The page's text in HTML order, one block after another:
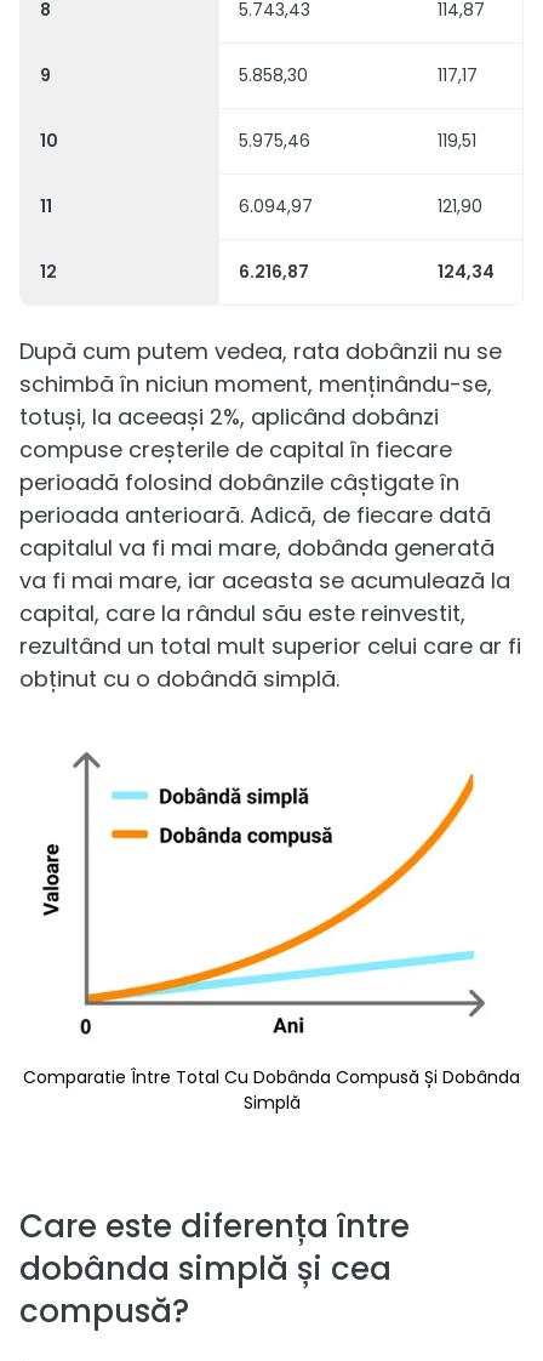
8 5.743,43 114,87
9 5.858,30 117,17
10 5.975,46 119,51
11 6.094,97 121,90
12 6.216,87 124,34
După cum putem vedea, rata dobânzii nu se
schimbă în niciun moment, menținându-se,
totuși, la aceeași 2%, aplicând dobânzi
compuse creșterile de capital în fiecare
perioadă folosind dobânzile câștigate în
perioada anterioară. Adică, de fiecare dată
capitalul va fi mai mare, dobânda generată
va fi mai mare, iar aceasta se acumulează la
capital, care la rândul său este reinvestit,
rezultând un total mult superior celui care ar fi
obținut cu o dobândă simplă.
Comparatie Între Total Cu Dobânda Compusă Și Dobânda
Simplă
Care este diferența între
dobânda simplă și cea
compusă?